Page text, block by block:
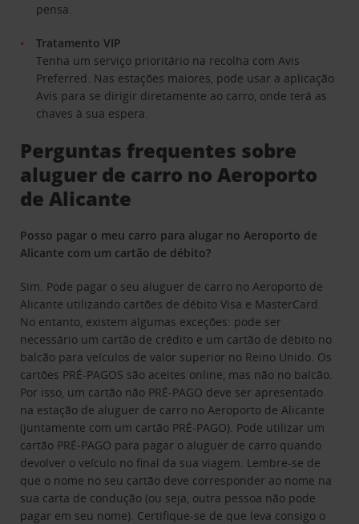
pensa.
Tratamento VIP
Tenha um serviço prioritário na recolha com Avis
Preferred. Nas estações maiores, pode usar a aplicação
Avis para se dirigir diretamente ao carro, onde terá as
chaves à sua espera.
Perguntas frequentes sobre
aluguer de carro no Aeroporto
de Alicante
Posso pagar o meu carro para alugar no Aeroporto de
Alicante com um cartão de débito?
Sim. Pode pagar o seu aluguer de carro no Aeroporto de
Alicante utilizando cartões de débito Visa e MasterCard.
No entanto, existem algumas exceções: pode ser
necessário um cartão de crédito e um cartão de débito no
balcão para veículos de valor superior no Reino Unido. Os
cartões PRÉ-PAGOS são aceites online, mas não no balcão.
Por isso, um cartão não PRÉ-PAGO deve ser apresentado
na estação de aluguer de carro no Aeroporto de Alicante
(juntamente com um cartão PRÉ-PAGO). Pode utilizar um
cartão PRÉ-PAGO para pagar o aluguer de carro quando
devolver o veículo no final da sua viagem. Lembre-se de
que o nome no seu cartão deve corresponder ao nome na
sua carta de condução (ou seja, outra pessoa não pode
pagar em seu nome). Certifique-se de que leva consigo o